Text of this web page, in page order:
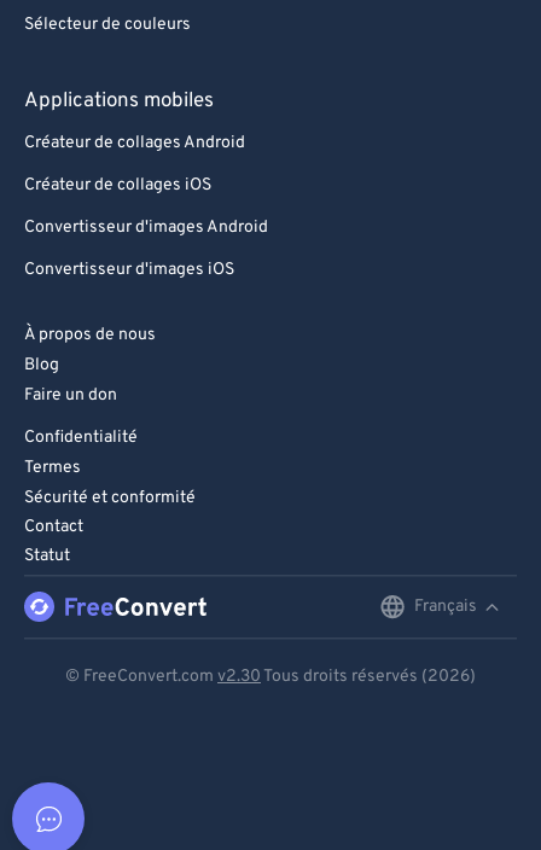
Sélecteur de couleurs
Applications mobiles
Créateur de collages Android
Créateur de collages iOS
Convertisseur d'images Android
Convertisseur d'images iOS
À propos de nous
Blog
Faire un don
Confidentialité
Termes
Sécurité et conformité
Contact
Statut
Français
© FreeConvert.com v2.30 Tous droits réservés (2026)